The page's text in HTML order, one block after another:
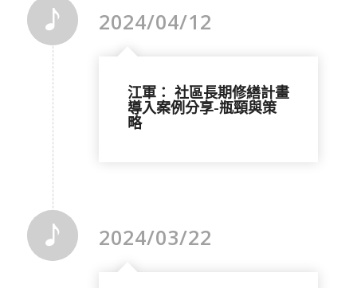
2024/04/12
江軍： 社區長期修繕計畫
導入案例分享-瓶頸與策
略
2024/03/22